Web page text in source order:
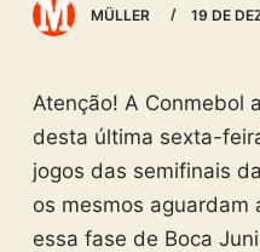
MÜLLER 19 DE
Atenção! A Conmebol
desta última sexta-
jogos das semifinais
os mesmos aguardam
essa fase de Boca